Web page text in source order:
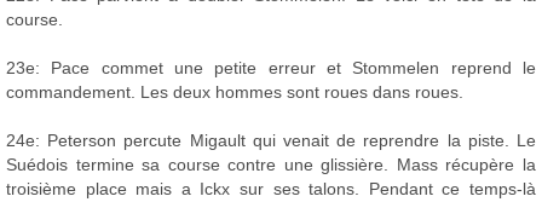
course.
23e: Pace commet une petite erreur et Stommelen reprend le
commandement. Les deux hommes sont roues dans roues.
24e: Peterson percute Migault qui venait de reprendre la piste. Le
Suédois termine sa course contre une glissière. Mass récupère la
troisième place mais a Ickx sur ses talons. Pendant ce temps-là